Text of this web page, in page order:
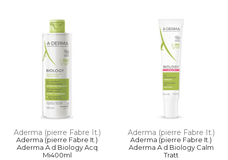
Aderma (pierre Fabre It.)
Aderma (pierre Fabre It.)
Aderma A d Biology Acq
Mi400ml
Aderma (pierre Fabre It.)
Aderma (pierre Fabre It.)
Aderma A d Biology Calm
Tratt